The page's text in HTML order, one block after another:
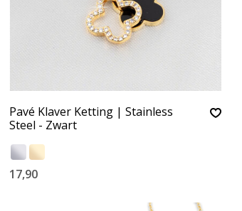
Pavé Klaver Ketting | Stainless
Steel - Zwart
17,90